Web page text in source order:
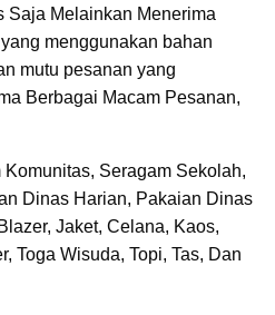
Saja Melainkan Menerima
menggunakan bahan
mutu pesanan yang
Berbagai Macam Pesanan,
Seragam Sekolah,
Dinas Harian, Pakaian Dinas
Jaket, Celana, Kaos,
Toga Wisuda, Topi, Tas, Dan